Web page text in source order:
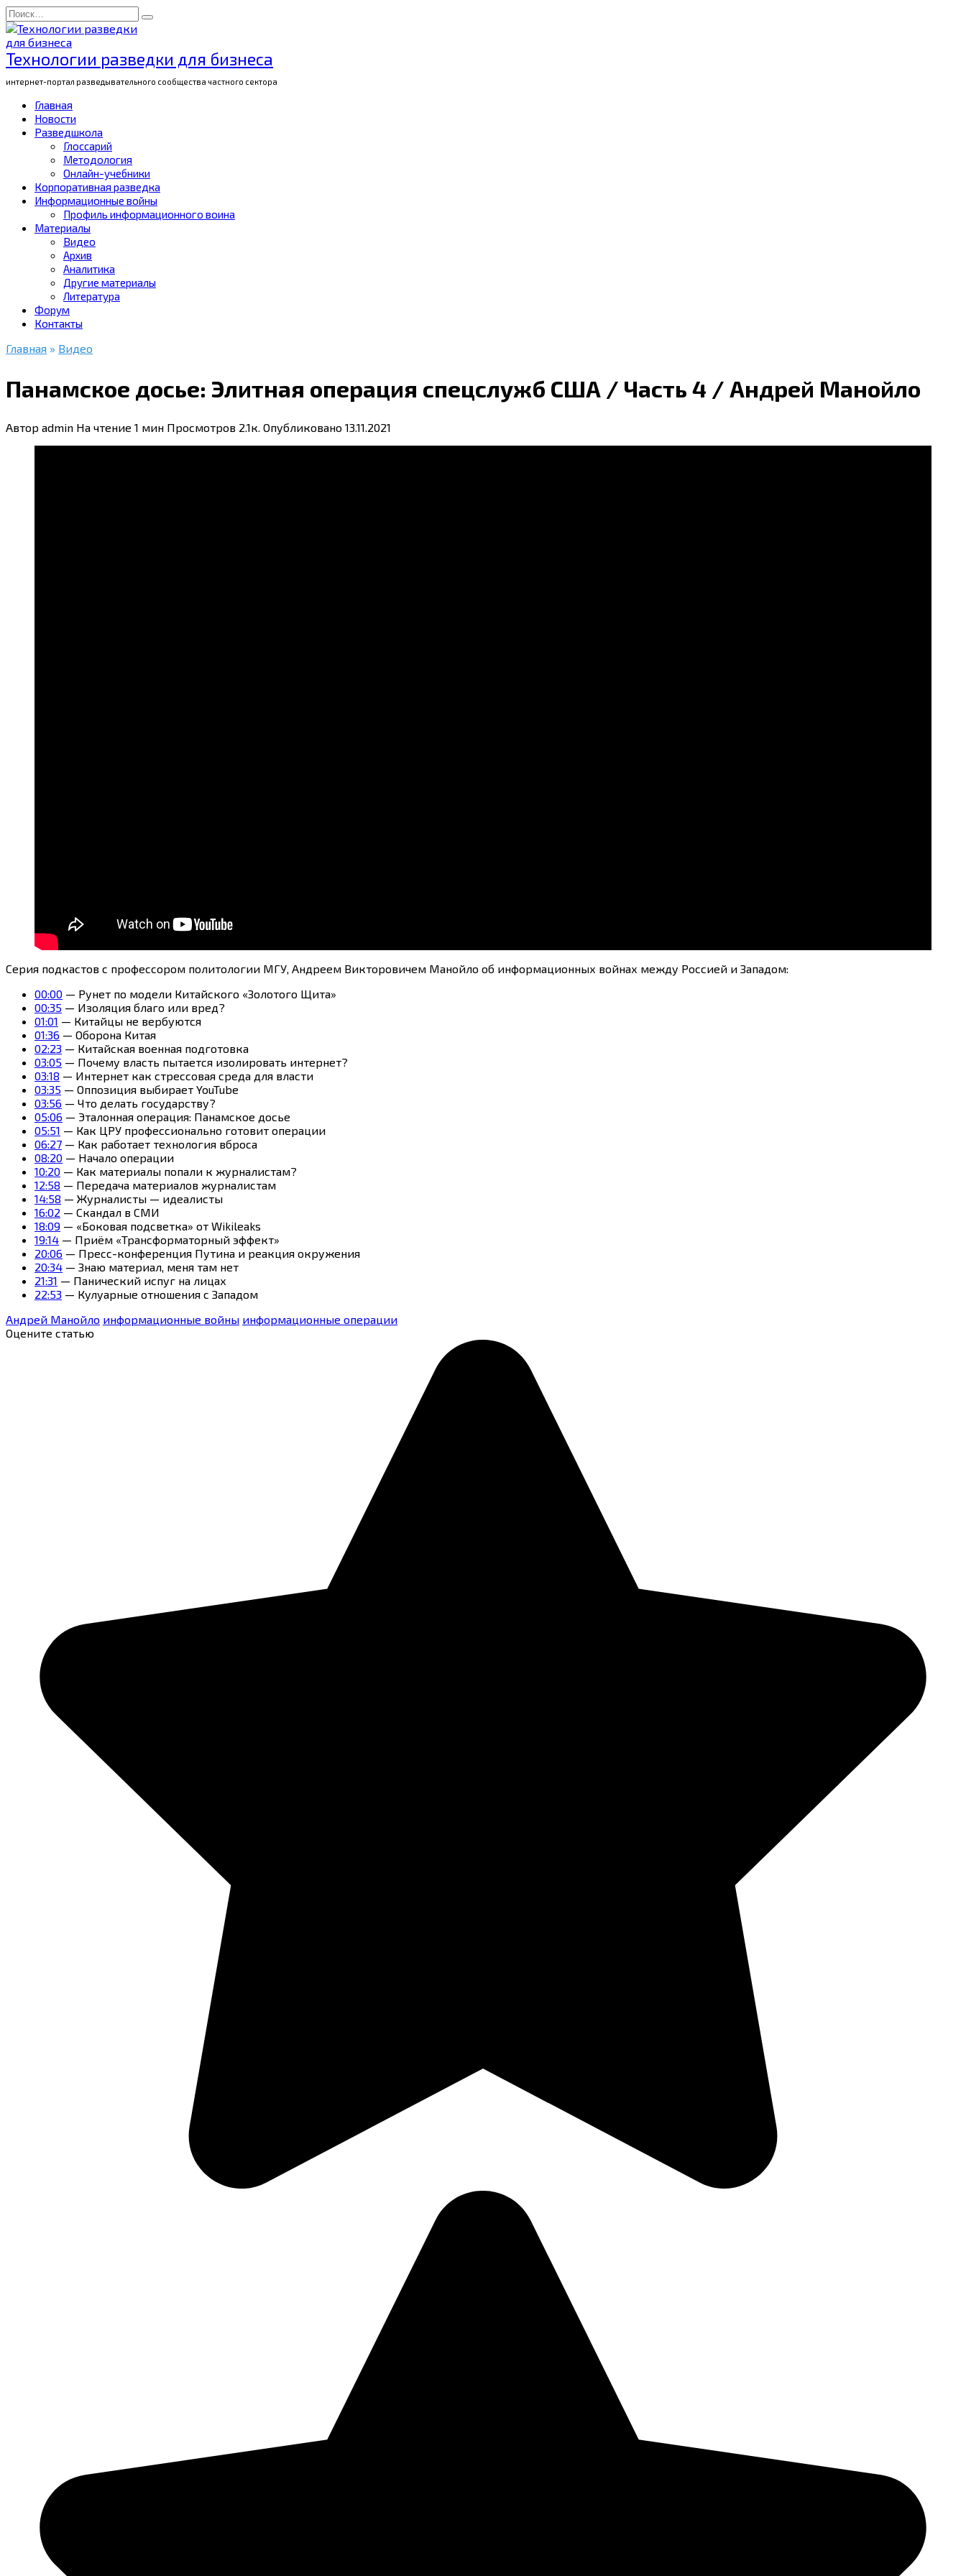
Перейти
к
содержанию
Search
for:
Технологии разведки для бизнеса
интернет-портал разведывательного сообщества частного сектора
Главная
Новости
Разведшкола
Глоссарий
Методология
Онлайн-учебники
Корпоративная разведка
Информационные войны
Профиль информационного воина
Материалы
Видео
Архив
Аналитика
Другие материалы
Литература
Форум
Контакты
Главная » Видео
Панамское досье: Элитная операция спецслужб США / Часть 4 / Андрей Манойло
Автор admin На чтение 1 мин Просмотров 2.1к. Опубликовано 13.11.2021
Серия подкастов с профессором политологии МГУ, Андреем Викторовичем Манойло об информационных войнах между Россией и Западом:
00:00 — Рунет по модели Китайского «Золотого Щита»
00:35 — Изоляция благо или вред?
01:01 — Китайцы не вербуются
01:36 — Оборона Китая
02:23 — Китайская военная подготовка
03:05 — Почему власть пытается изолировать интернет?
03:18 — Интернет как стрессовая среда для власти
03:35 — Оппозиция выбирает YouTube
03:56 — Что делать государству?
05:06 — Эталонная операция: Панамское досье
05:51 — Как ЦРУ профессионально готовит операции
06:27 — Как работает технология вброса
08:20 — Начало операции
10:20 — Как материалы попали к журналистам?
12:58 — Передача материалов журналистам
14:58 — Журналисты — идеалисты
16:02 — Скандал в СМИ
18:09 — «Боковая подсветка» от Wikileaks
19:14 — Приём «Трансформаторный эффект»
20:06 — Пресс-конференция Путина и реакция окружения
20:34 — Знаю материал, меня там нет
21:31 — Панический испуг на лицах
22:53 — Кулуарные отношения с Западом
Андрей Манойло информационные войны информационные операции
Оцените статью